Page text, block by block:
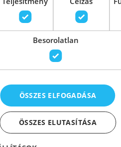
Ft 24
Besorolatlan
ÖSSZES ELFOGADÁSA
ÖSSZES ELUTASÍTÁSA